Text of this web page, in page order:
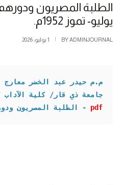
الطلبة المصريون
يوليو- تموز 1952م.
BYADMINJOURNAL 1 يوليو، 2026
م.م حيدر عبد الخضر معارج
جامعة ذي قار/ كلية
pdf
- الطلبة المصريون